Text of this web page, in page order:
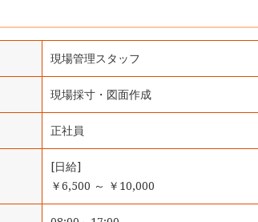
現場管理スタッフ
現場採寸・図面作成
正社員
[日給]
￥6,500 ～ ￥10,000